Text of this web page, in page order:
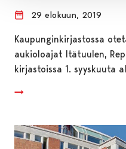
29 elokuun, 2019
Kaupunginkirjastossa
aukioloajat Itätuulen,
kirjastoissa 1. syyskuuta